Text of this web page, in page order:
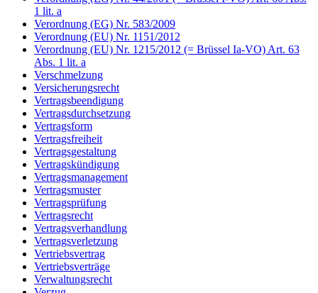
1 lit. a
Verordnung (EG) Nr. 583/2009
Verordnung (EU) Nr. 1151/2012
Verordnung (EU) Nr. 1215/2012 (= Brüssel Ia-VO) Art. 63
Abs. 1 lit. a
Verschmelzung
Versicherungsrecht
Vertragsbeendigung
Vertragsdurchsetzung
Vertragsform
Vertragsfreiheit
Vertragsgestaltung
Vertragskündigung
Vertragsmanagement
Vertragsmuster
Vertragsprüfung
Vertragsrecht
Vertragsverhandlung
Vertragsverletzung
Vertriebsvertrag
Vertriebsverträge
Verwaltungsrecht